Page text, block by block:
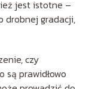
jest istotne –
drobnej gradacji,
czy
są prawidłowo